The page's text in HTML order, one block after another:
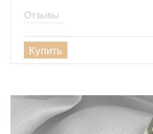
Отзывы
Купить